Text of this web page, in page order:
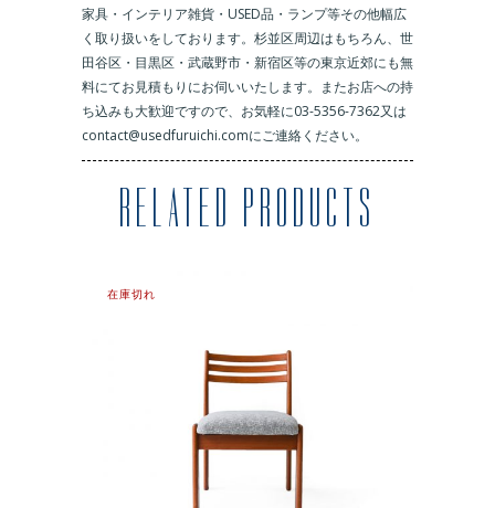
家具・インテリア雑貨・USED品・ランプ等その他幅広
く取り扱いをしております。杉並区周辺はもちろん、世
田谷区・目黒区・武蔵野市・新宿区等の東京近郊にも無
料にてお見積もりにお伺いいたします。またお店への持
ち込みも大歓迎ですので、お気軽に03-5356-7362又は
contact@usedfuruichi.comにご連絡ください。
RELATED PRODUCTS
在庫切れ